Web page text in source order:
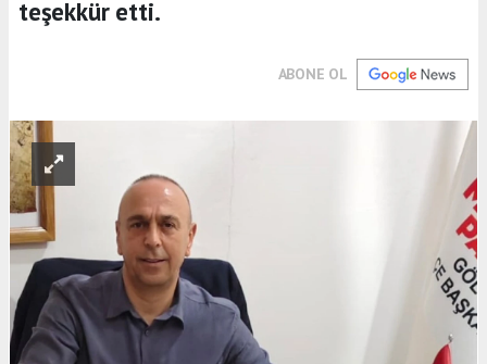
teşekkür etti.
ABONE OL